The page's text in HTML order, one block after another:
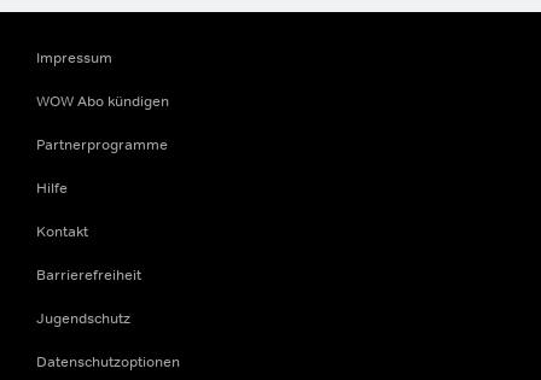
Impressum
WOW Abo kündigen
Partnerprogramme
Hilfe
Kontakt
Barrierefreiheit
Jugendschutz
Datenschutzoptionen